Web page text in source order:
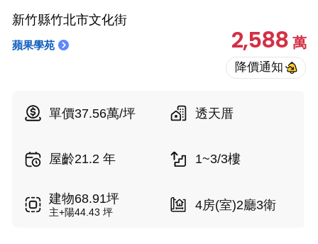
新竹縣竹北市文化街
蘋果學苑 2,588萬
單價37.56萬/坪 透天厝
屋齡21.2 年 1~3/3樓
建物68.91坪
主+陽44.43 坪 4房(室)2廳3衛